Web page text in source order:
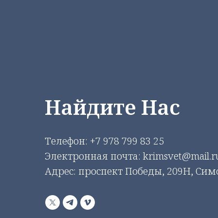
Найдите Нас
Телефон: +7 978 799 83 25
Электронная почта:
Адрес: проспект Победы, 209Н,